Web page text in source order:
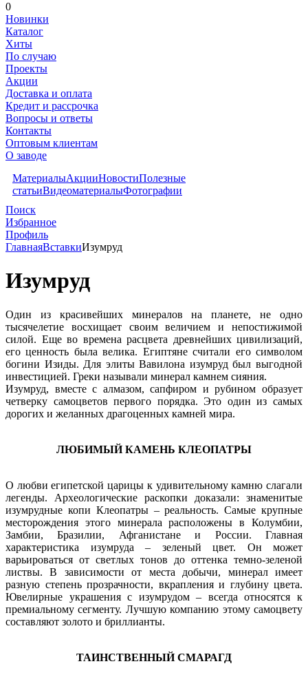
0
Новинки
Каталог
Хиты
По случаю
Проекты
Акции
Доставка и оплата
Кредит и рассрочка
Вопросы и ответы
Контакты
Оптовым клиентам
О заводе
МатериалыАкцииНовостиПолезные
статьиВидеоматериалыФотографии
Поиск
Избранное
Профиль
ГлавнаяВставкиИзумруд
Изумруд
Один из красивейших минералов на планете, не одно
тысячелетие восхищает своим величием и непостижимой
силой. Еще во времена расцвета древнейших цивилизаций,
его ценность была велика. Египтяне считали его символом
богини Изиды. Для элиты Вавилона изумруд был выгодной
инвестицией. Греки называли минерал камнем сияния.
Изумруд, вместе с алмазом, сапфиром и рубином образует
четверку самоцветов первого порядка. Это один из самых
дорогих и желанных драгоценных камней мира.
ЛЮБИМЫЙ КАМЕНЬ КЛЕОПАТРЫ
О любви египетской царицы к удивительному камню слагали
легенды. Археологические раскопки доказали: знаменитые
изумрудные копи Клеопатры – реальность. Самые крупные
месторождения этого минерала расположены в Колумбии,
Замбии, Бразилии, Афганистане и России. Главная
характеристика изумруда – зеленый цвет. Он может
варьироваться от светлых тонов до оттенка темно-зеленой
листвы. В зависимости от места добычи, минерал имеет
разную степень прозрачности, вкрапления и глубину цвета.
Ювелирные украшения с изумрудом – всегда относятся к
премиальному сегменту. Лучшую компанию этому самоцвету
составляют золото и бриллианты.
ТАИНСТВЕННЫЙ СМАРАГД